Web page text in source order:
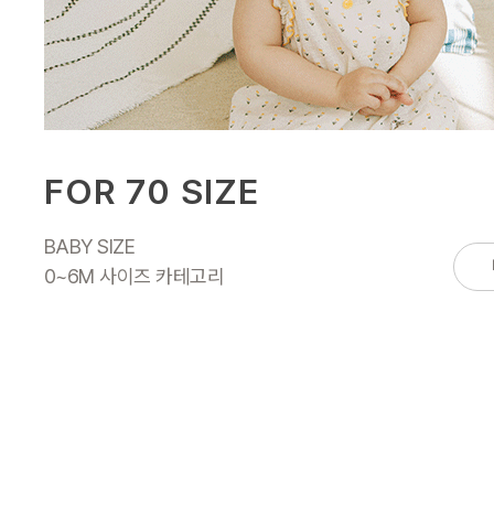
FOR 70 SIZE
BABY SIZE
0~6M 사이즈 카테고리